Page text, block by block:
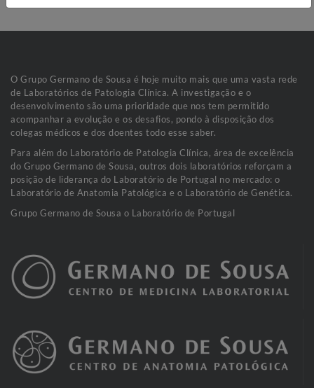
O Grupo Germano de Sousa é hoje muito mais que uma vasta rede
de Laboratórios de Patologia Clínica. A investigação e o
desenvolvimento são uma prioridade que nos tem permitido
acompanhar a evolução e os desafios, pondo à disposição dos
colegas médicos e dos doentes todo esse saber.
Para além do Laboratório de Patologia Clínica, área de excelência
do Grupo Germano de Sousa, outros dois laboratórios reforçam a
posição de liderança do Laboratório de Portugal no mercado: o
Laboratório de Anatomia Patológica e o Laboratório de Genética.
Grupo Germano de Sousa o Laboratório de Portugal